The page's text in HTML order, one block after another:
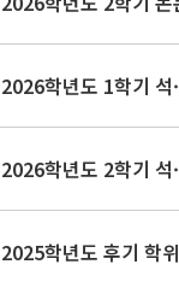
2026학년도 1학기
2026학년도 2학기
2025학년도 후기 학